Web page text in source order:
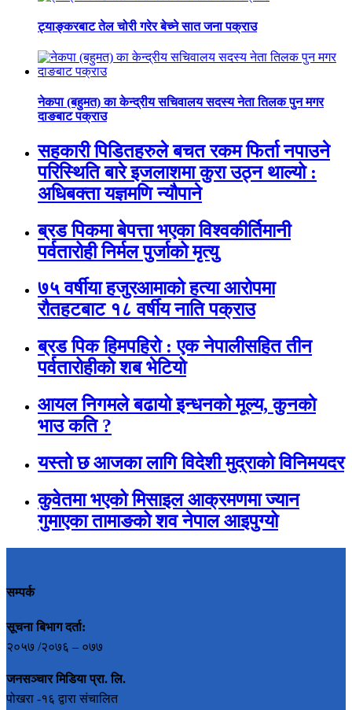
ट्याङ्करबाट तेल चोरी गरेर बेच्ने सात जना पक्राउ
नेकपा (बहुमत) का केन्द्रीय सचिवालय सदस्य नेता तिलक पुन मगर
दाङबाट पक्राउ
सहकारी पिडितहरुले बचत रकम फिर्ता नपाउने
परिस्थिति बारे इजलाशमा कुरा उठ्न थाल्यो :
अधिबक्ता यज्ञमणि न्यौपाने
ब्रड पिकमा बेपत्ता भएका विश्वकीर्तिमानी
पर्वतारोही निर्मल पुर्जाको मृत्यु
७५ वर्षीया हजुरआमाको हत्या आरोपमा
रौतहटबाट १८ वर्षीय नाति पक्राउ
ब्रड पिक हिमपहिरो : एक नेपालीसहित तीन
पर्वतारोहीको शब भेटियो
आयल निगमले बढायो इन्धनको मूल्य, कुनकाे
भाउ कति ?
यस्तो छ आजका लागि विदेशी मुद्राको विनिमयदर
कुवेतमा भएको मिसाइल आक्रमणमा ज्यान
गुमाएका तामाङको शव नेपाल आइपुग्यो
सम्पर्क
सूचना बिभाग दर्ता:
२०५७ /२०७६ – ०७७
जनसञ्चार मिडिया प्रा. लि.
पोखरा -१६ द्वारा संचालित